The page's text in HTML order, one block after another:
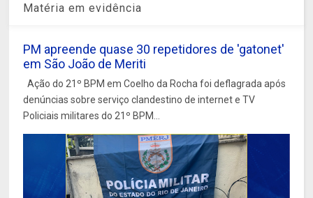
Matéria em evidência
PM apreende quase 30 repetidores de 'gatonet'
em São João de Meriti
Ação do 21º BPM em Coelho da Rocha foi deflagrada após
denúncias sobre serviço clandestino de internet e TV
Policiais militares do 21º BPM...